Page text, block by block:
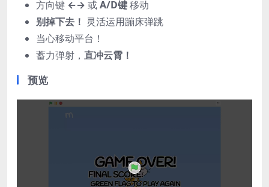
方向键 ​ ​←→​ ​ 或 ​​A/D键​​ 移动
​别掉下去！​ ​ 灵活运用蹦床弹跳
当心移动平台！
蓄力弹射，​ ​直冲云霄！​
预览